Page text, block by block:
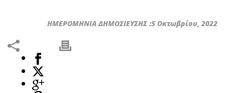
ΗΜΕΡΟΜΗΝΙΑ ΔΗΜΟΣΙΕΥΣΗΣ :5 Οκτωβρίου, 2022